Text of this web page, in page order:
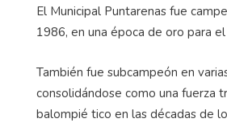
El Municipal Puntarenas fue
1986, en una época de oro para
También fue subcampeón en
consolidándose como una fuerza
balompié tico en las décadas de